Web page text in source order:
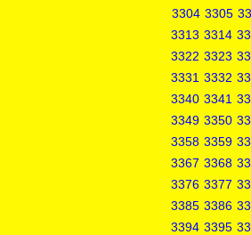
3304 3305
3313 3314
3322 3323
3331 3332
3340 3341
3349 3350
3358 3359
3367 3368
3376 3377
3385 3386
3394 3395